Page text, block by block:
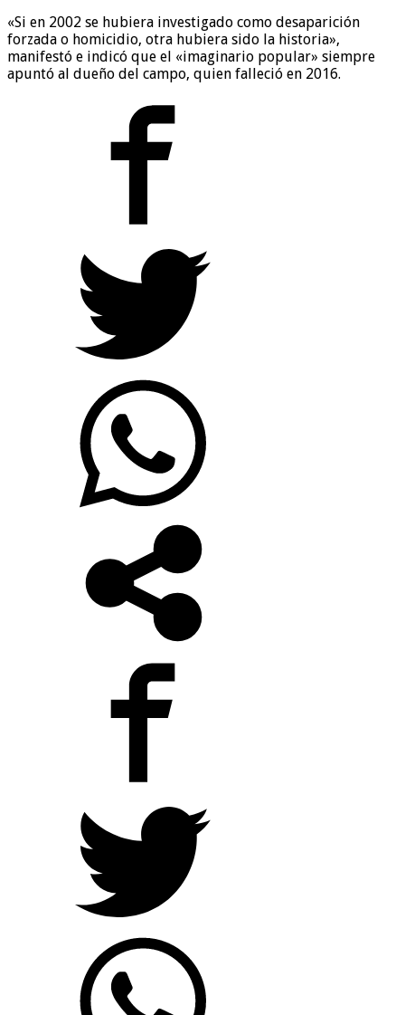
«Si en 2002 se hubiera investigado como desaparición
forzada o homicidio, otra hubiera sido la historia»,
manifestó e indicó que el «imaginario popular» siempre
apuntó al dueño del campo, quien falleció en 2016.